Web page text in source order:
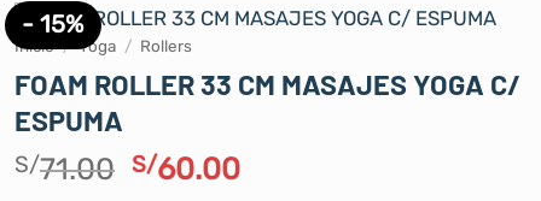
- 15%
Inicio / Yoga / Rollers
FOAM ROLLER 33 CM MASAJES YOGA C/
ESPUMA
S/71.00 El
S/60.00El